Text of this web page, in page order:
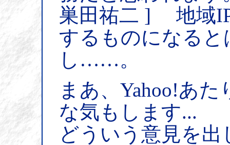
巣田祐二 ] 地域
するものになる
し……。
まあ、Yahoo!あ
な気もします...
どういう意見を